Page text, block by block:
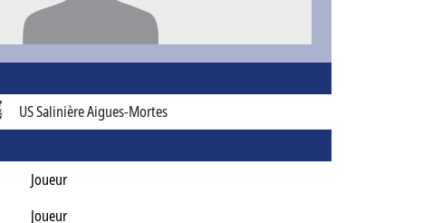
US Salinière Aigues-Mortes
Joueur
Joueur